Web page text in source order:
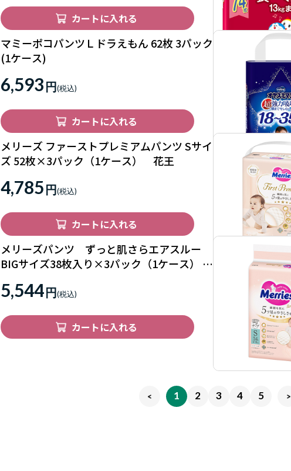
カートに入れる
マミーポコパンツＬドラえもん 62枚 3パック
(1ケース)
6,593 円
カートに入れる
メリーズ ファーストプレミアムパンツ Sサイ
ズ 52枚×3パック（1ケース） 花王
4,785 円
カートに入れる
メリーズパンツ ずっと肌さらエアスルー
BIGサイズ38枚入り×3パック（1ケース）
5,544 円
カートに入れる
1 2 3 4 5